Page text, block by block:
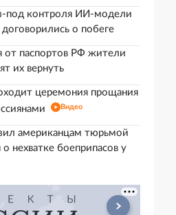
под контроля ИИ-модели
о побеге
от паспортов РФ жители
их вернуть
церемония прощания
Видео
американцам тюрьмой
нехватке боеприпасов у